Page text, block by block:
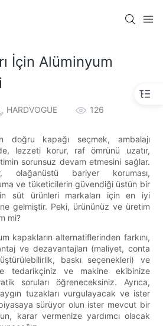
İçin Alüminyum
HARDVOGUE 126
doğru kapağı seçmek, ambalajı
lezzeti korur, raf ömrünü uzatır,
sorunsuz devam etmesini sağlar.
olağanüstü bariyer koruması,
ve tüketicilerin güvendiği üstün bir
süt ürünleri markaları için en iyi
gelmiştir. Peki, ürününüz ve üretim
mi?
kapakların alternatiflerinden farkını,
ve dezavantajları (maliyet, conta
baskı seçenekleri) ve
tedarikçiniz ve makine ekibinize
soruları öğreneceksiniz. Ayrıca,
tuzakları vurgulayacak ve ister
sürüyor olun ister mevcut bir
karar vermenize yardımcı olacak